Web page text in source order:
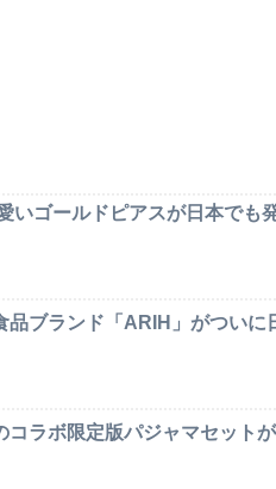
いゴールドピアスが日本でも
品ブランド「ARIH」がついに
コラボ限定版パジャマセット